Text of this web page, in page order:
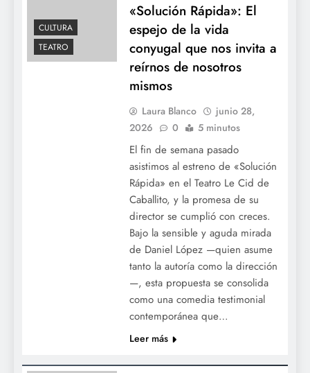
Denuncian que Adorni le pagó en dólares
un año de alquiler adelantado a la madre
José Luis Espert deberá declarar el 30 de
junio en la causa por presunto lavado de
CULTURA
TEATRO
«Solución Rápida»: El
espejo de la vida
conyugal que nos invita a
reírnos de nosotros
mismos
Laura Blanco
junio 28,
2026
0 5 minutos
El fin de semana pasado
asistimos al estreno de «Solución
Rápida» en el Teatro Le Cid de
Caballito, y la promesa de su
director se cumplió con creces.
Bajo la sensible y aguda mirada
de Daniel López —quien asume
tanto la autoría como la dirección
—, esta propuesta se consolida
como una comedia testimonial
contemporánea que…
Leer más